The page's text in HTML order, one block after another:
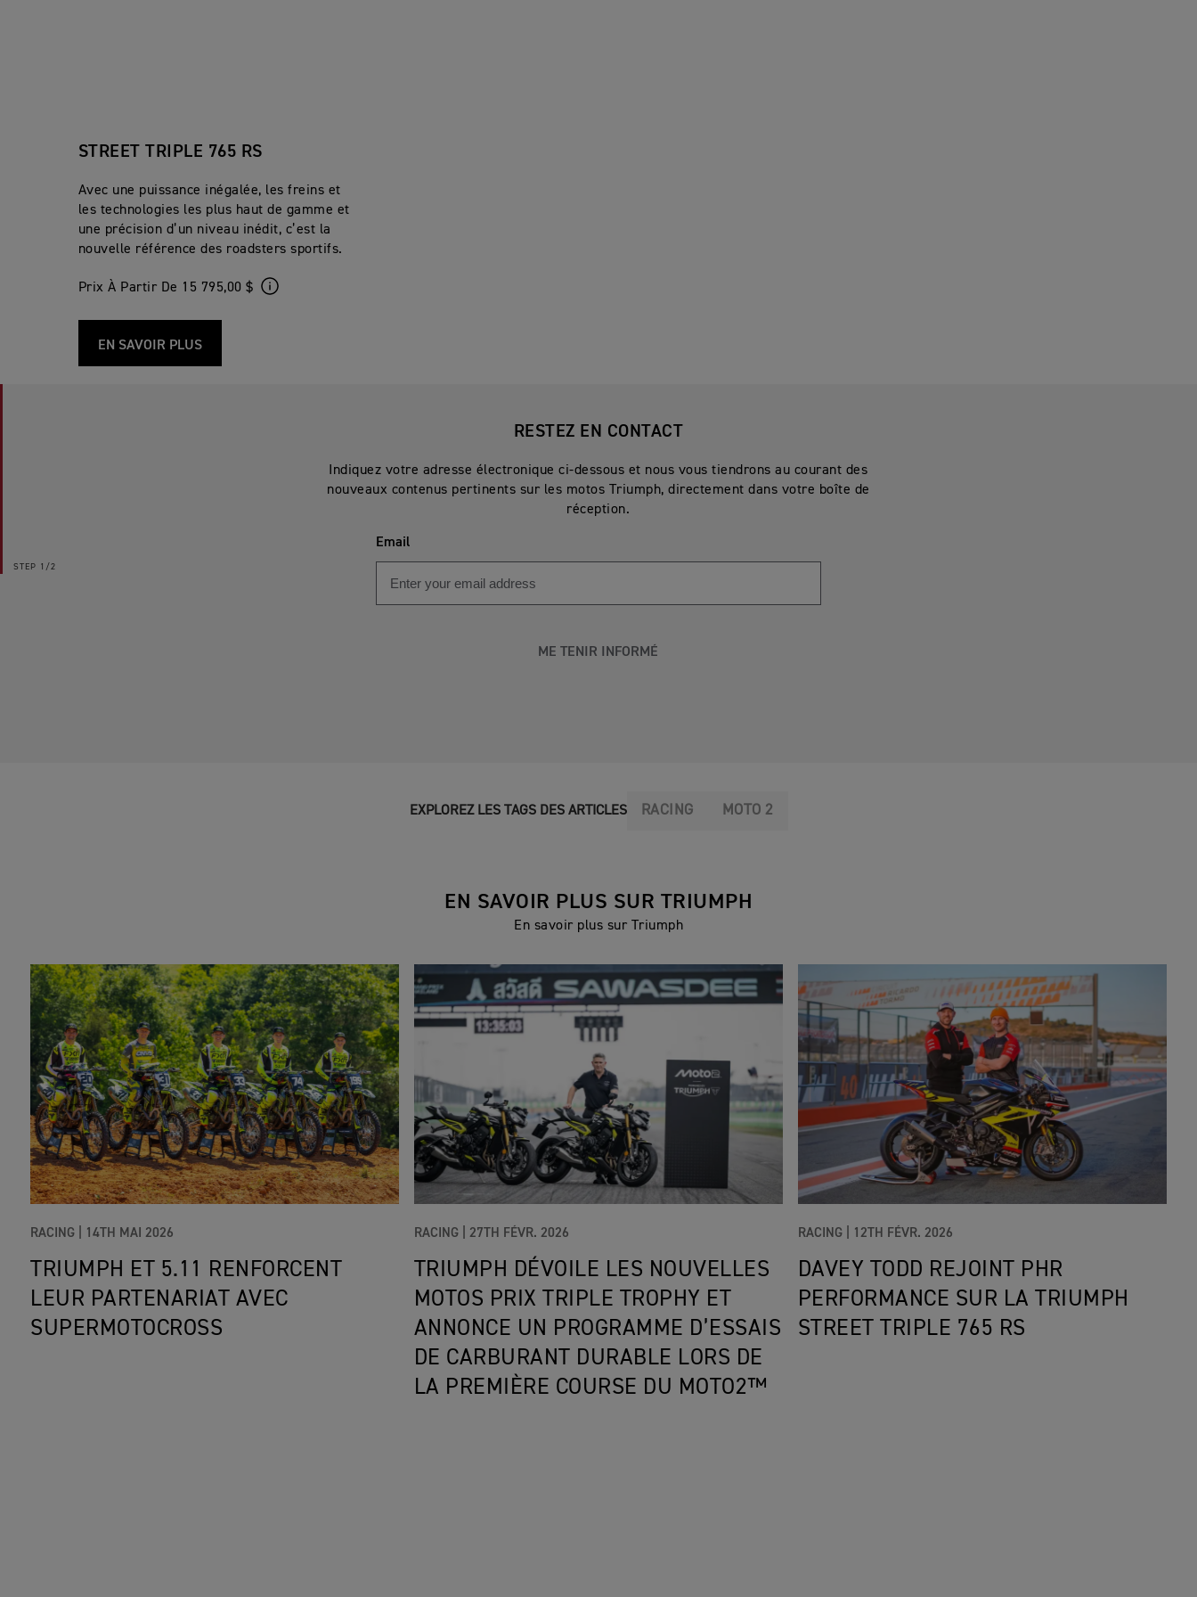
STREET TRIPLE 765 RS
Avec une puissance inégalée, les freins et
les technologies les plus haut de gamme et
une précision d’un niveau inédit, c’est la
nouvelle référence des roadsters sportifs.
Prix À Partir De 15 795,00 $
EN SAVOIR PLUS
STEP 1/2
RESTEZ EN CONTACT
Indiquez votre adresse électronique ci-dessous et nous vous tiendrons au courant des
nouveaux contenus pertinents sur les motos Triumph, directement dans votre boîte de
réception.
Email
ME TENIR INFORMÉ
EXPLOREZ LES TAGS DES ARTICLES RACING MOTO 2
EN SAVOIR PLUS SUR TRIUMPH
En savoir plus sur Triumph
RACING | 14TH MAI 2026
TRIUMPH ET 5.11 RENFORCENT
LEUR PARTENARIAT AVEC
SUPERMOTOCROSS
RACING | 27TH FÉVR. 2026
TRIUMPH DÉVOILE LES NOUVELLES
MOTOS PRIX TRIPLE TROPHY ET
ANNONCE UN PROGRAMME D’ESSAIS
DE CARBURANT DURABLE LORS DE
LA PREMIÈRE COURSE DU MOTO2™
RACING | 12TH FÉVR. 2026
DAVEY TODD REJOINT PHR
PERFORMANCE SUR LA TRIUMPH
STREET TRIPLE 765 RS